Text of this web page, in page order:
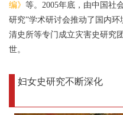
编》 等。2005年底，由中国社
研究”学术研讨会推动了国内
清史所等专门成立灾害史研究
世。
妇女史研究不断深化